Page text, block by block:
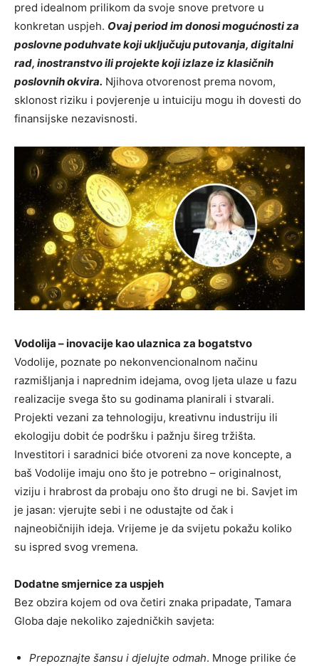
pred idealnom prilikom da svoje snove pretvore u
konkretan uspjeh. Ovaj period im donosi mogućnosti za
poslovne poduhvate koji uključuju putovanja, digitalni
rad, inostranstvo ili projekte koji izlaze iz klasičnih
poslovnih okvira. Njihova otvorenost prema novom,
sklonost riziku i povjerenje u intuiciju mogu ih dovesti do
finansijske nezavisnosti.
Vodolija – inovacije kao ulaznica za bogatstvo
Vodolije, poznate po nekonvencionalnom načinu
razmišljanja i naprednim idejama, ovog ljeta ulaze u fazu
realizacije svega što su godinama planirali i stvarali.
Projekti vezani za tehnologiju, kreativnu industriju ili
ekologiju dobit će podršku i pažnju šireg tržišta.
Investitori i saradnici biće otvoreni za nove koncepte, a
baš Vodolije imaju ono što je potrebno – originalnost,
viziju i hrabrost da probaju ono što drugi ne bi. Savjet im
je jasan: vjerujte sebi i ne odustajte od čak i
najneobičnijih ideja. Vrijeme je da svijetu pokažu koliko
su ispred svog vremena.
Dodatne smjernice za uspjeh
Bez obzira kojem od ova četiri znaka pripadate, Tamara
Globa daje nekoliko zajedničkih savjeta:
Prepoznajte šansu i djelujte odmah. Mnoge prilike će